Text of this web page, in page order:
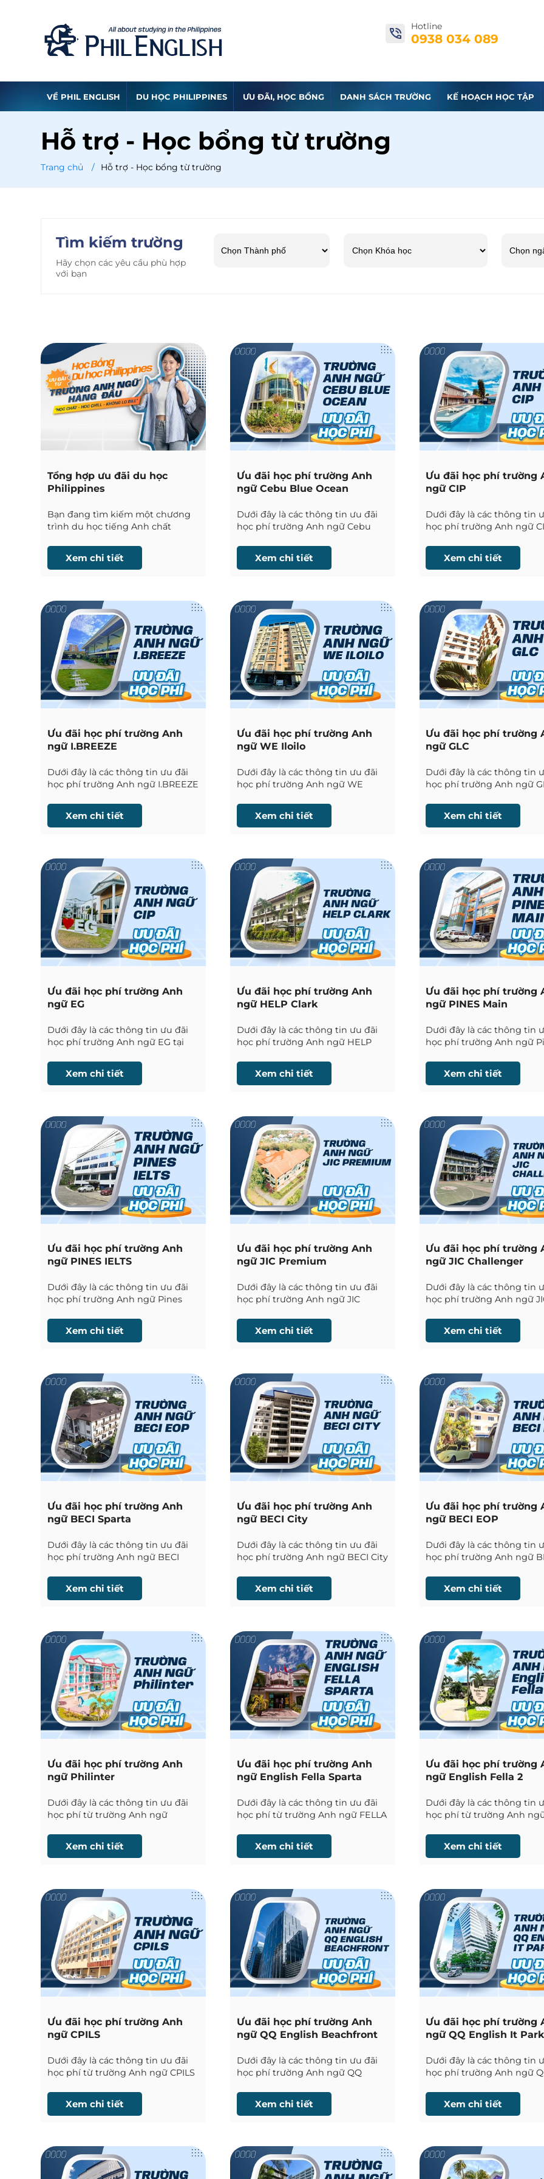
Hotline
0938 034 089
VỀ PHIL ENGLISH DU HỌC PHILIPPINES ƯU ĐÃI, HỌC BỔNG DANH SÁCH TRƯỜNG KẾ HOẠCH HỌC TẬP
Hỗ trợ - Học bổng từ trường
Trang chủ / Hỗ trợ - Học bổng từ trường
Tìm kiếm trường
Hãy chọn các yêu cầu phù hợp
với bạn
Tổng hợp ưu đãi du học
Philippines
Bạn đang tìm kiếm một chương
trình du học tiếng Anh chất
đãi hấp dẫn? Đừng bỏ lỡ bài tổng
hợp ưu đãi học bổng du học
trình học bổng, khuyến mãi học
phí, tặng tuần học miễn phí và
hàng loạt ưu đãi đặc biệt từ hơn
60 trường Anh ngữ uy tín tại
Philippines.
Xem chi tiết
Ưu đãi học phí trường Anh
ngữ Cebu Blue Ocean
Dưới đây là các thông tin ưu đãi
học phí trường Anh ngữ Cebu
English cập nhật liên tục.
Xem chi tiết
Ưu đãi học phí trường
ngữ CIP
Dưới đây là các thông tin
học phí trường Anh ngữ
liên tục.
Xem chi tiết
Ưu đãi học phí trường Anh
ngữ I.BREEZE
Dưới đây là các thông tin ưu đãi
học phí trường Anh ngữ I.BREEZE
nhật liên tục.
Xem chi tiết
Ưu đãi học phí trường Anh
ngữ WE Iloilo
Dưới đây là các thông tin ưu đãi
học phí trường Anh ngữ WE
English cập nhật liên tục.
Xem chi tiết
Ưu đãi học phí trường
ngữ GLC
Dưới đây là các thông tin
học phí trường Anh ngữ
liên tục.
Xem chi tiết
Ưu đãi học phí trường Anh
ngữ EG
Dưới đây là các thông tin ưu đãi
học phí trường Anh ngữ EG tại
liên tục.
Xem chi tiết
Ưu đãi học phí trường Anh
ngữ HELP Clark
Dưới đây là các thông tin ưu đãi
học phí trường Anh ngữ HELP
liên tục.
Xem chi tiết
Ưu đãi học phí trường
ngữ PINES Main
Dưới đây là các thông tin
học phí trường Anh ngữ
cập nhật liên tục.
Xem chi tiết
Ưu đãi học phí trường Anh
ngữ PINES IELTS
Dưới đây là các thông tin ưu đãi
học phí trường Anh ngữ Pines
cập nhật liên tục.
Xem chi tiết
Ưu đãi học phí trường Anh
ngữ JIC Premium
Dưới đây là các thông tin ưu đãi
học phí trường Anh ngữ JIC
English cập nhật liên tục.
Xem chi tiết
Ưu đãi học phí trường
ngữ JIC Challenger
Dưới đây là các thông tin
học phí trường Anh ngữ
English cập nhật liên tục.
Xem chi tiết
Ưu đãi học phí trường Anh
ngữ BECI Sparta
Dưới đây là các thông tin ưu đãi
học phí trường Anh ngữ BECI
English cập nhật liên tục.
Xem chi tiết
Ưu đãi học phí trường Anh
ngữ BECI City
Dưới đây là các thông tin ưu đãi
học phí trường Anh ngữ BECI City
nhật liên tục.
Xem chi tiết
Ưu đãi học phí trường
ngữ BECI EOP
Dưới đây là các thông tin
học phí trường Anh ngữ
cập nhật liên tục.
Xem chi tiết
Ưu đãi học phí trường Anh
ngữ Philinter
Dưới đây là các thông tin ưu đãi
học phí từ trường Anh ngữ
English cập nhật liên tục.
Xem chi tiết
Ưu đãi học phí trường Anh
ngữ English Fella Sparta
Dưới đây là các thông tin ưu đãi
học phí từ trường Anh ngữ FELLA
cập nhật liên tục.
Xem chi tiết
Ưu đãi học phí trường
ngữ English Fella 2
Dưới đây là các thông tin
học phí từ trường Anh
English cập nhật liên tục.
Xem chi tiết
Ưu đãi học phí trường Anh
ngữ CPILS
Dưới đây là các thông tin ưu đãi
học phí từ trường Anh ngữ CPILS
nhật liên tục.
Xem chi tiết
Ưu đãi học phí trường Anh
ngữ QQ English Beachfront
Dưới đây là các thông tin ưu đãi
học phí trường Anh ngữ QQ
Newtown được Phil English cập
nhật liên tục.
Xem chi tiết
Ưu đãi học phí trường
ngữ QQ English It Park
Dưới đây là các thông tin
học phí trường Anh ngữ
English cập nhật liên tục.
Xem chi tiết